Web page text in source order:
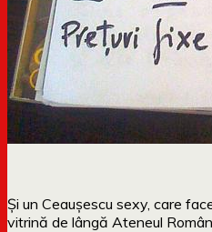
Și un Ceaușescu sexy, care
vitrină de lângă Ateneul Român.